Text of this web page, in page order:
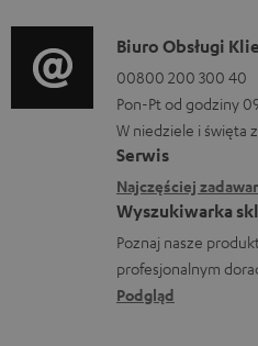
a
n
i
a
c
j
e
o
w
y
s
y
o
r
m
a
c
j
e
d
o
D
a
n
e
k
o
n
t
a
Biuro Obsługi
00800 200 300 40
Pon-Pt od godziny
W niedziele i święta
Serwis
Najczęściej
Wyszukiwarka
Poznaj nasze
profesjonalnym
Podgląd